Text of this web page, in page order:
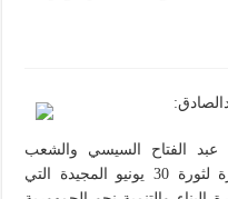
الفتاح السيسي والشعب
المصري بمناسبة الذكرى الثالثة عشرة لثورة 30 يونيو المجيدة التي